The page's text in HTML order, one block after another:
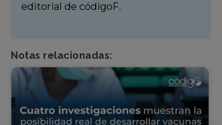
editorial de códigoF.
Notas relacionadas: